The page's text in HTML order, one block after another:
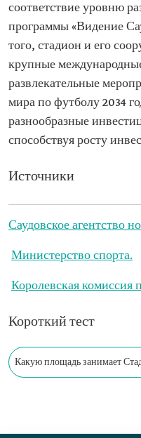
соответствие уровню
программы «Видение
того, стадион и его
крупные
развлекательные
мира по футболу 2034
разнообразные
способствуя росту
Источники
Саудовское агентство
Министерство спорта.
Королевская комиссия
Короткий тест
Какую площадь занимает